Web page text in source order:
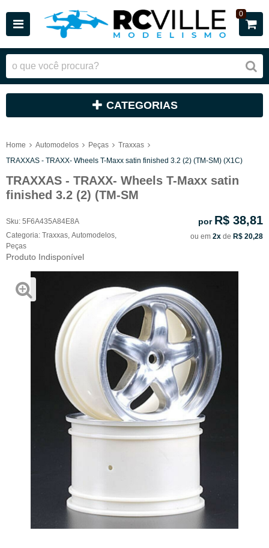
0
CATEGORIAS
Home Automodelos Peças
Traxxas
TRAXXAS - TRAXX- Wheels T-Maxx satin finished 3.2 (2) (TM-SM) (X1C)
TRAXXAS - TRAXX- Wheels T-Maxx satin
finished 3.2 (2) (TM-SM
Sku: 5F6A435A84E8A
Categoria: Traxxas Automodelos
Peças
Produto Indisponível
por R$ 38,81
ou em 2x de R$ 20,28